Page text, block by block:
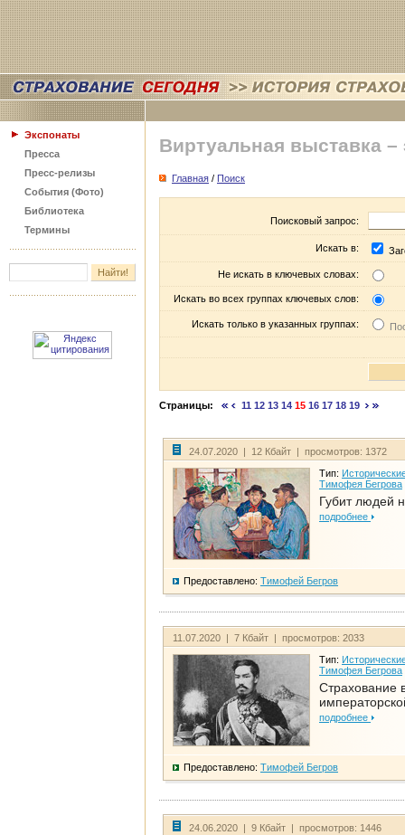
Экспонаты
Пресса
Пресс-релизы
События (Фото)
Библиотека
Термины
Виртуальная выставка –
Главная / Поиск
Поисковый запрос:
Искать в:
Не искать в ключевых словах:
Искать во всех группах ключевых слов:
Искать только в указанных группах:
Страницы: 11 12 13 14 15 16 17 18 19
24.07.2020 | 12 Кбайт | просмотров: 1372
Тип:
Тимофея Бегрова
Губит людей
подробнее
Предоставлено: Тимофей Бегров
11.07.2020 | 7 Кбайт | просмотров: 2033
Тип:
Тимофея Бегрова
Страхование
подробнее
Предоставлено: Тимофей Бегров
24.06.2020 | 9 Кбайт | просмотров: 1446